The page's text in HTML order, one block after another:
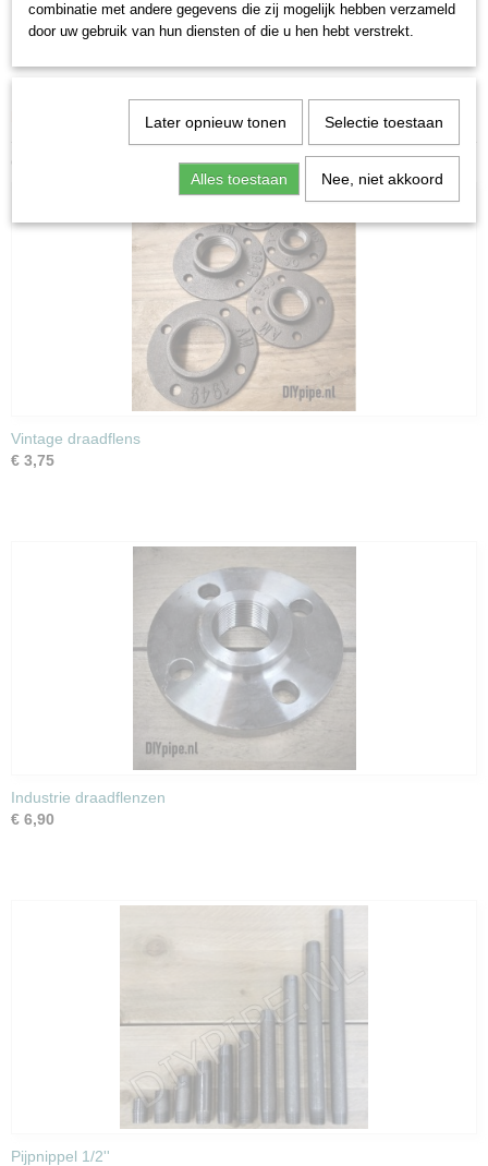
1 1/4''
100
4
1 1/2''
100 4
Bijpassende zwarte flenskopschroeven zijn te bestellen bij de
Vintage draadflens
€ 3,75
Industrie draadflenzen
€ 6,90
Pijpnippel 1/2''
combinatie met andere gegevens die zij mogelijk hebben verzameld
door uw gebruik van hun diensten of die u hen hebt verstrekt.
Later opnieuw tonen Selectie toestaan
Alles toestaan Nee, niet akkoord